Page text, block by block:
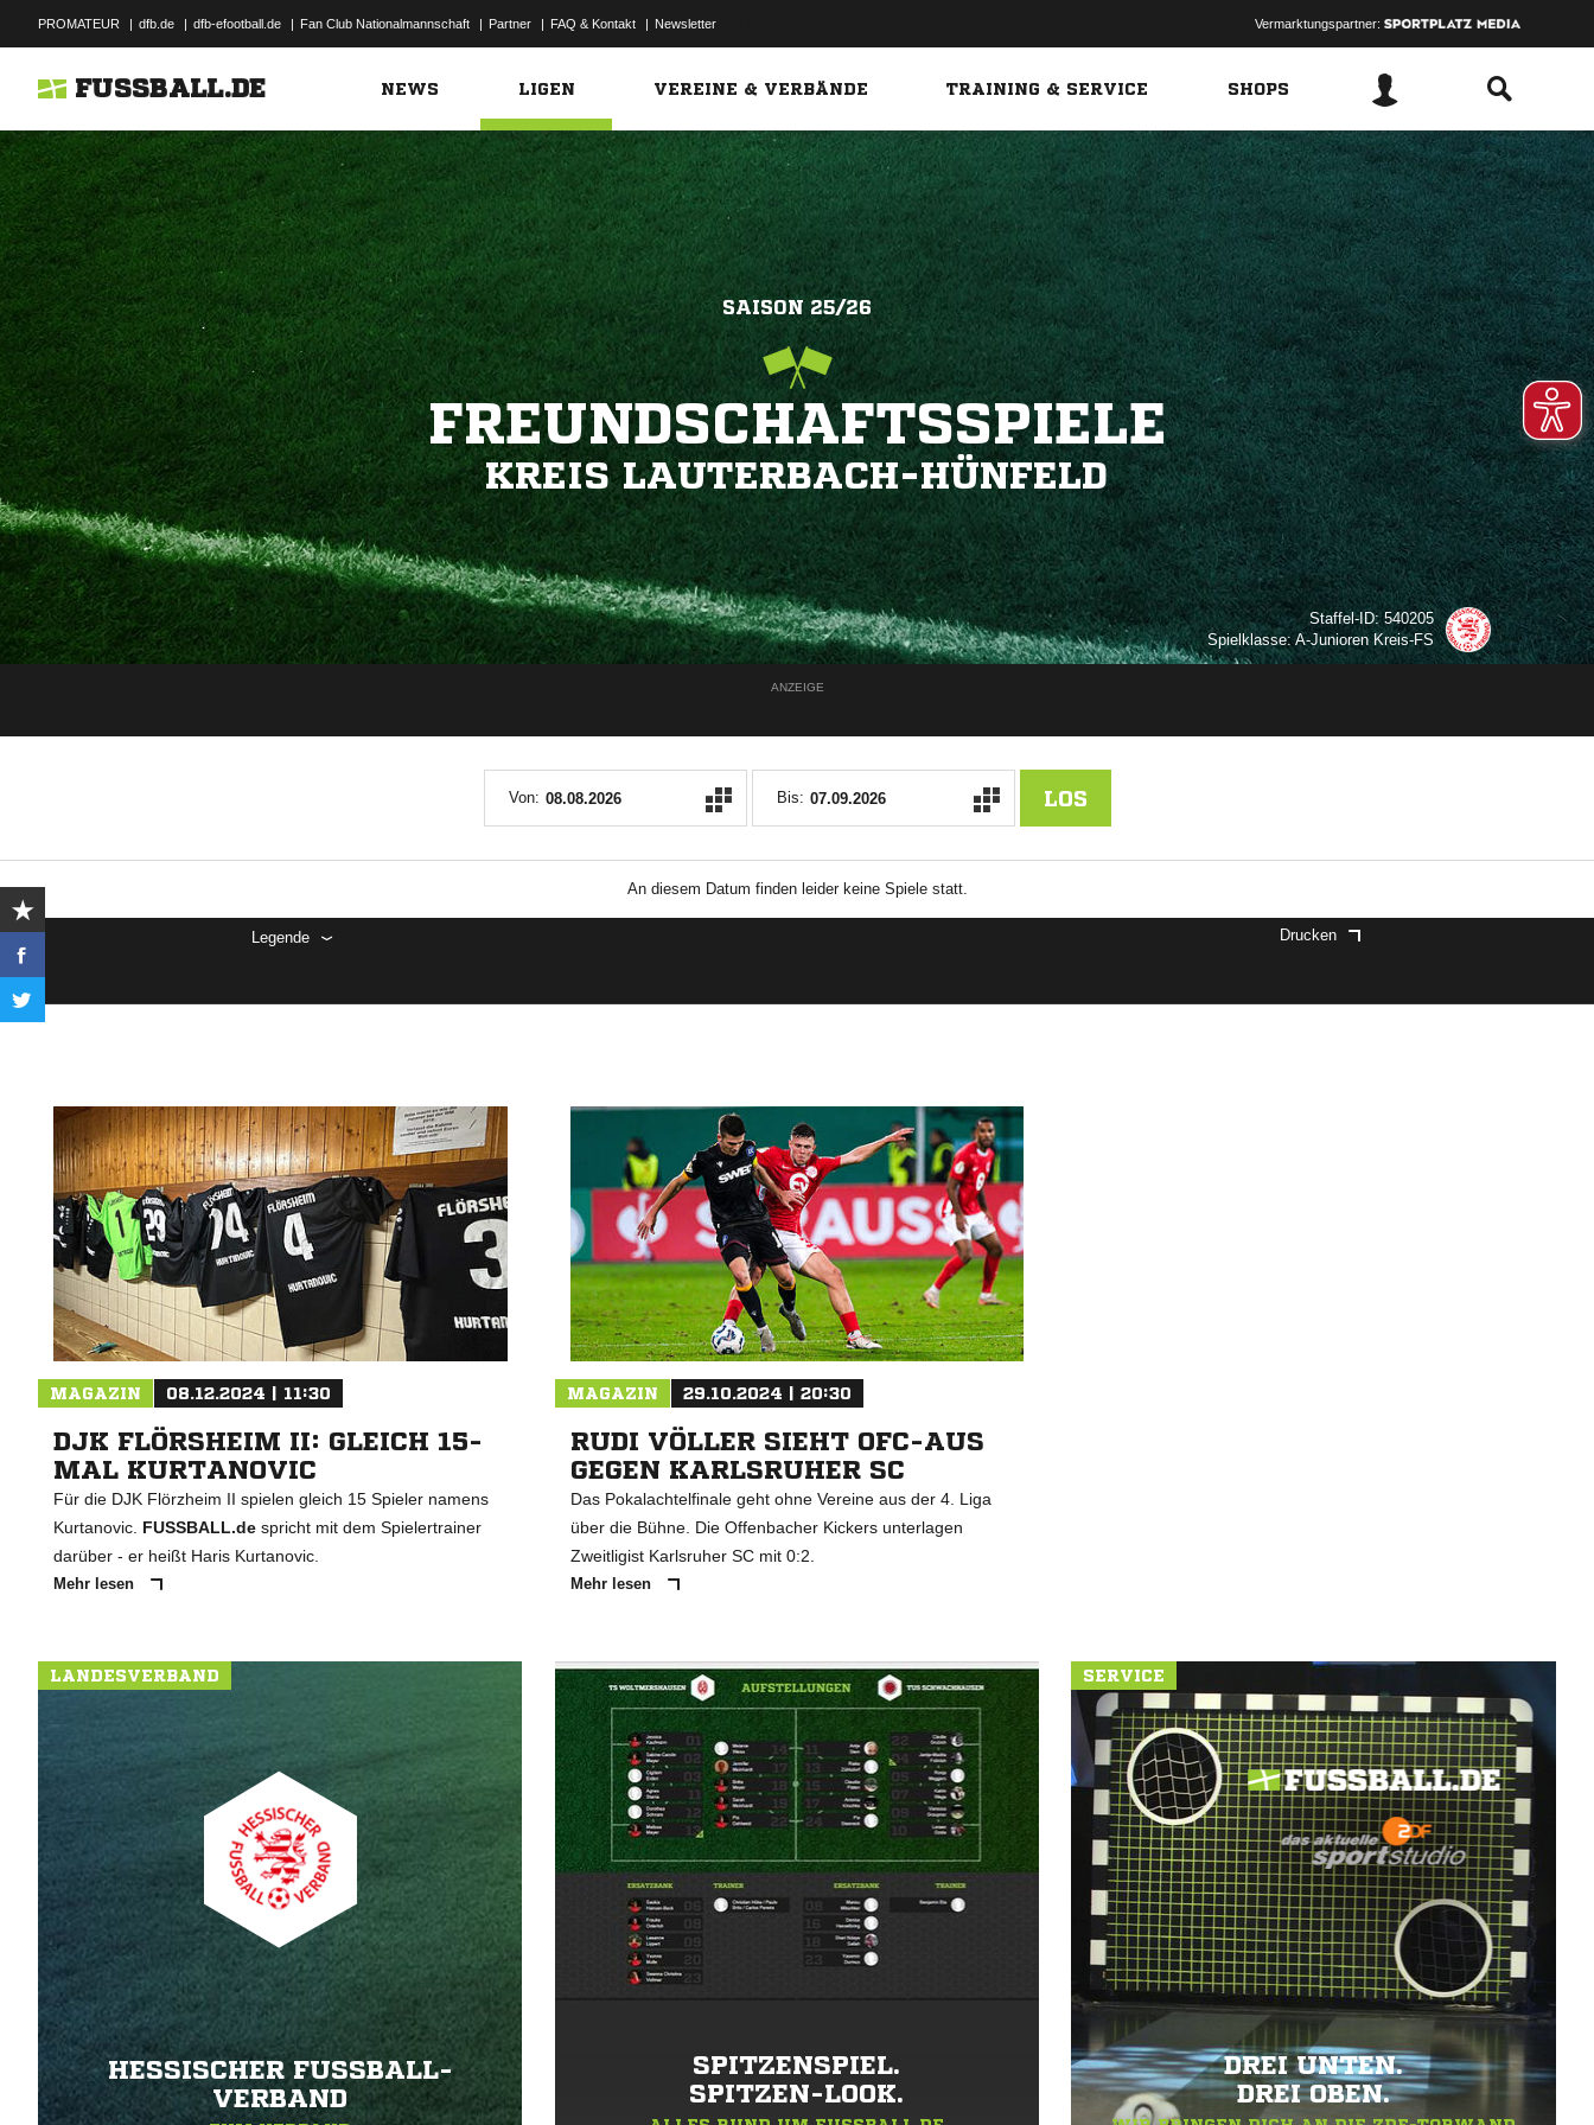
PROMATEUR | dfb.de | dfb-efootball.de | Fan Club Nationalmannschaft | Partner | FAQ & Kontakt | Newsletter Vermarktungspartner:
FUSSBALL.DE NEWS LIGEN VEREINE & VERBÄNDE TRAINING & SERVICE SHOPS
SAISON 25/26
FREUNDSCHAFTSSPIELE
KREIS LAUTERBACH-HÜNFELD
Staffel-ID: 540205
Spielklasse: A-Junioren Kreis-FS
ANZEIGE
Von: Bis: LOS
An diesem Datum finden leider keine Spiele statt.
Legende Drucken
MAGAZIN 08.12.2024 | 11:30
DJK FLÖRSHEIM II: GLEICH 15-
MAL KURTANOVIC
Für die DJK Flörzheim II spielen gleich 15 Spieler namens
Kurtanovic. FUSSBALL.de spricht mit dem Spielertrainer
darüber - er heißt Haris Kurtanovic.
Mehr lesen
MAGAZIN 29.10.2024 | 20:30
RUDI VÖLLER SIEHT OFC-AUS
GEGEN KARLSRUHER SC
Das Pokalachtelfinale geht ohne Vereine aus der 4. Liga
über die Bühne. Die Offenbacher Kickers unterlagen
Zweitligist Karlsruher SC mit 0:2.
Mehr lesen
LANDESVERBAND
HESSISCHER FUSSBALL-V
ERBAND
SPITZENSPIEL.
SPITZEN-LOOK.
SERVICE
DREI UNTEN.
DREI OBEN.